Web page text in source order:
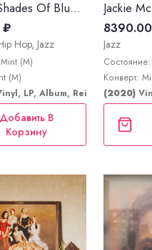
Limited Edition
Madlib - Shades Of Blue (Madlib Invades Blue Note)
₽
Hop, Jazz
(M)
(M)
LP, Album, Reissue, Stereo
Добавить В
Корзину
Jackie
Jazz
Конверт:
(2020)